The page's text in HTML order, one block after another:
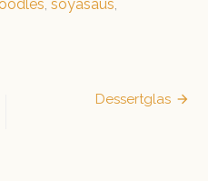
, soyasaus,
Dessertglas